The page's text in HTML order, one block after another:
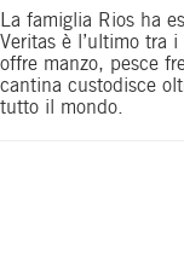
La famiglia Rios ha
Veritas è l’ultimo tra
offre manzo, pesce
cantina custodisce
tutto il mondo.